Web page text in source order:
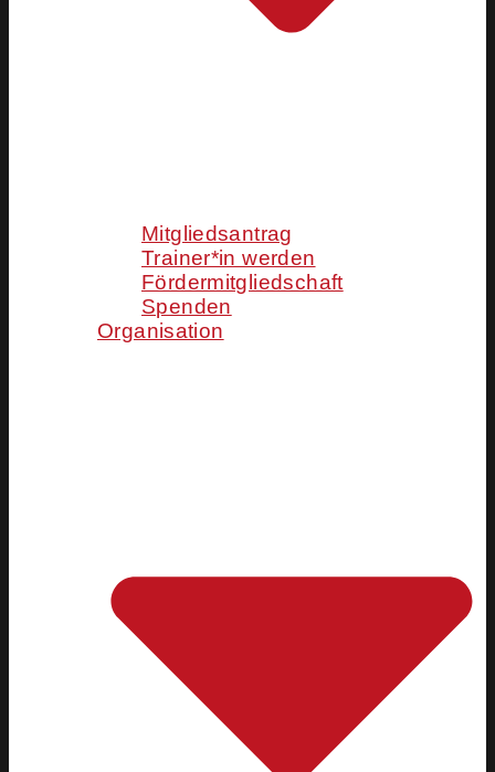
Mitgliedsantrag
Trainer*in werden
Fördermitgliedschaft
Spenden
Organisation